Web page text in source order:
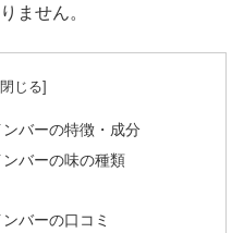
ません。
バーの特徴・成分
バーの味の種類
バーの口コミ